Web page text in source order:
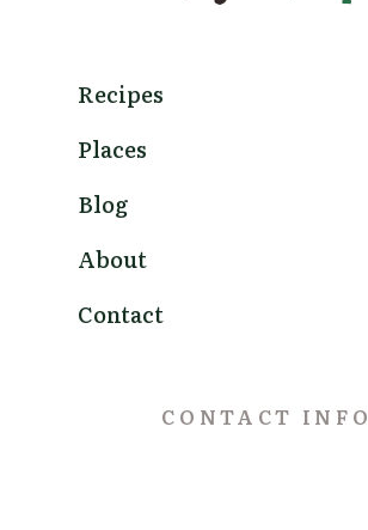
Recipes
Places
Blog
About
Contact
CONTACT INFO